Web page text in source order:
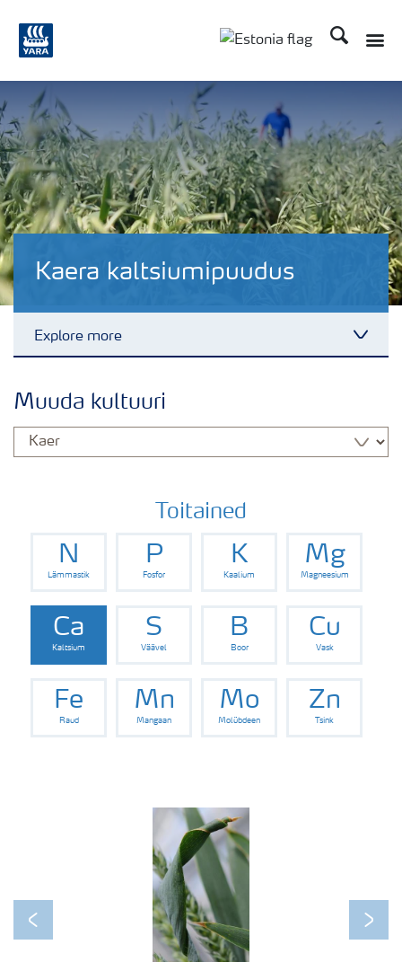
Otsi
Kaera kaltsiumipuudus
Explore more
Kaera väetamisprogramm
Muuda kultuuri
Toitained
N
Lämmastik
P
Fosfor
K
Kaalium
Mg
Magneesium
Ca
Kaltsium
S
Väävel
B
Boor
Cu
Vask
Fe
Raud
Mn
Mangaan
Mo
Molübdeen
Zn
Tsink
Previous Next